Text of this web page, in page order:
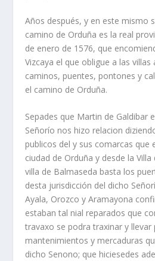
Años después, y en este mismo
camino de Orduña es la real
de enero de 1576, que
Vizcaya el que obligue a las
caminos, puentes, pontones y
el camino de Orduña.
Sepades que Martin de Galdibar
Señorí­o nos hizo relacion
publicos del y sus comarcas que
ciudad de Orduña y desde la Villa
villa de Balmaseda basta los
desta jurisdicción del dicho
Ayala, Orozco y Aramayona
estaban tal nial reparados que
travaxo se podra traxinar y llevar
mantenimientos y mercaduras
dicho Senono; que hiciesedes